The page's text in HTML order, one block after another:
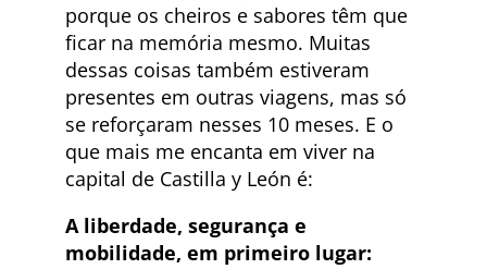
porque os cheiros e sabores têm que
ficar na memória mesmo. Muitas
dessas coisas também estiveram
presentes em outras viagens, mas só
se reforçaram nesses 10 meses. E o
que mais me encanta em viver na
capital de Castilla y León é:
A liberdade, segurança e
mobilidade, em primeiro lugar: